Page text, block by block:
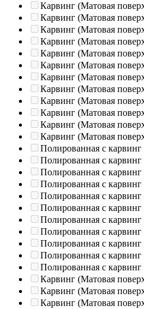
Карвинг (Матовая
Карвинг (Матовая
Карвинг (Матовая
Карвинг (Матовая
Карвинг (Матовая
Карвинг (Матовая
Карвинг (Матовая
Карвинг (Матовая
Карвинг (Матовая
Карвинг (Матовая
Карвинг (Матовая
Карвинг (Матовая
Полированная c
Полированная c
Полированная c
Полированная c
Полированная c
Полированная c
Полированная c
Полированная c
Полированная c
Полированная c
Полированная c
Карвинг (Матовая
Карвинг (Матовая
Карвинг (Матовая